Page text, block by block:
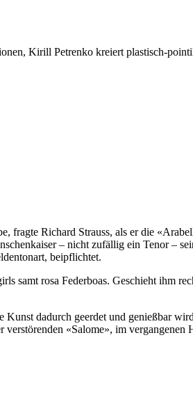
Kirill Petrenko kreiert plastisch-
fragte Richard Strauss, als er die
– nicht zufällig ein Tenor –
beipflichtet.
samt rosa Federboas. Geschieht ihm
dadurch geerdet und genießbar
«Salome», im